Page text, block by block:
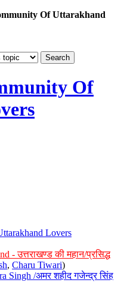
Of Uttarakhand
Of
Lovers
- उत्तराखण्ड की महान/प्रसिद्ध
, Charu Tiwari)
Singh /अमर शहीद गजेन्द्र सिंह